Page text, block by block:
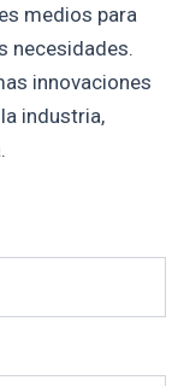
medios para
necesidades.
innovaciones
industria,